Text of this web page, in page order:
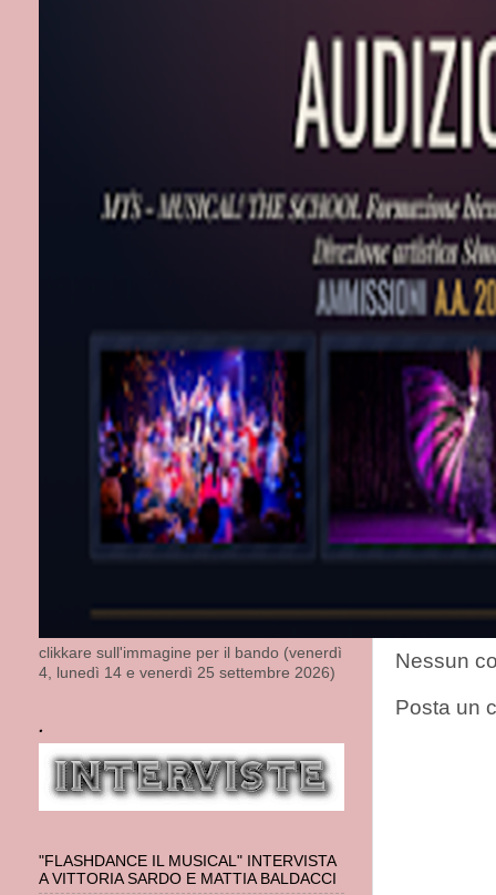
Riprese e
Tecnico
Regia Elda
PICCOLO
Da
Orario
martedì,
mercoledì e
Biglietteria
19.00
Via
Biglietteria
Call center
Prezzi da 21
Riduzioni e
Etichette:
Nessun
Posta un
clikkare sull'immagine per il bando (venerdì
4, lunedì 14 e venerdì 25 settembre 2026)
.
"FLASHDANCE IL MUSICAL" INTERVISTA
A VITTORIA SARDO E MATTIA BALDACCI